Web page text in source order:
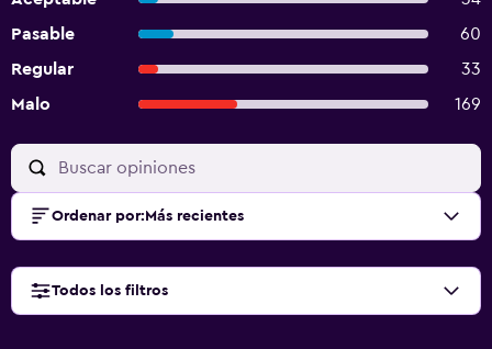
Pasable
60
Regular
33
Malo
169
Ordenar por: Más recientes
Todos los filtros